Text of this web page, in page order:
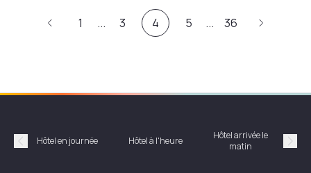
1 ... 3 4 5 ... 36
Précédent
Hôtel en journée Hôtel à l'heure
Hôtel arrivée le
matin